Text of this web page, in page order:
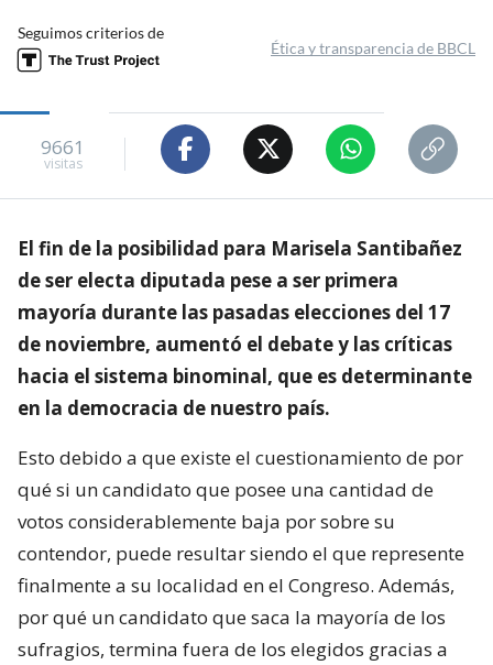
Seguimos criterios de
Ética y transparencia de BBCL
9661
visitas
El fin de la posibilidad para Marisela Santibañez
de ser electa diputada pese a ser primera
mayoría durante las pasadas elecciones del 17
de noviembre, aumentó el debate y las críticas
hacia el sistema binominal, que es determinante
en la democracia de nuestro país.
Esto debido a que existe el cuestionamiento de por
qué si un candidato que posee una cantidad de
votos considerablemente baja por sobre su
contendor, puede resultar siendo el que represente
finalmente a su localidad en el Congreso. Además,
por qué un candidato que saca la mayoría de los
sufragios, termina fuera de los elegidos gracias a